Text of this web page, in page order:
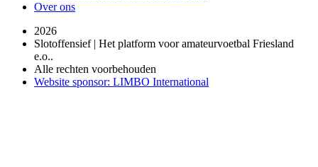
Over ons
2026
Slotoffensief | Het platform voor amateurvoetbal Friesland
e.o..
Alle rechten voorbehouden
Website sponsor: LIMBO International